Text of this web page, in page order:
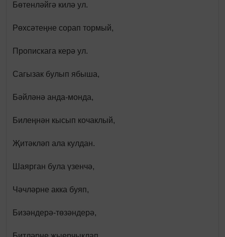
Бөтенләйгә килә ул.
Рөхсәтеңне сорап тормый,
Пропискага керә ул.
Сагызак булып ябыша,
Бәйләнә анда-монда,
Билеңнән кысып кочаклый,
Җитәкләп ала кулдан.
Шаярган була үзенчә,
Чәчләрне акка буяп,
Бизәндерә-төзәндерә,